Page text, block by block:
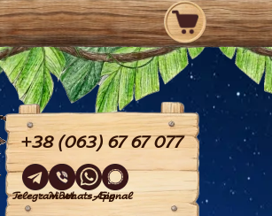
TelegramViberWhatsAppSignal
+38 (063) 67 67 077